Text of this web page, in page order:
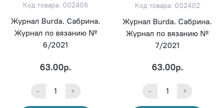
Код товара: 002406
Журнал Burda. Сабрина.
Журнал по вязанию №
6/2021
63.00р.
- +
Код товара: 002402
Журнал Burda. Сабрина.
Журнал по вязанию №
7/2021
63.00р.
- +